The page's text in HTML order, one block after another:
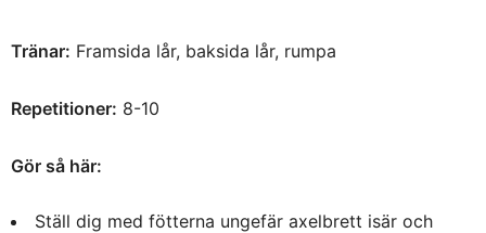
Tränar: Framsida lår, baksida lår, rumpa
Repetitioner: 8-10
Gör så här:
Ställ dig med fötterna ungefär axelbrett isär och